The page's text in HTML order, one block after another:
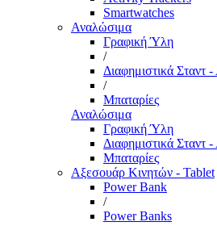
Smartwatches
Αναλώσιμα
Γραφική Ύλη
/
Διαφημιστικά Σταντ
/
Μπαταρίες
Αναλώσιμα
Γραφική Ύλη
Διαφημιστικά Σταντ
Μπαταρίες
Αξεσουάρ Κινητών - Tablet
Power Bank
/
Power Banks